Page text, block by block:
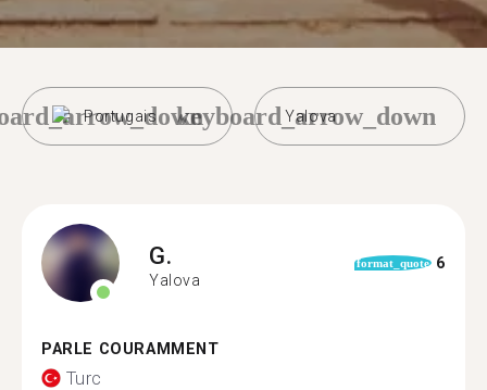
Portugais Yalova
keyboard_arrow_down
G.
Yalova
format_quote 6
PARLE COURAMMENT
Turc